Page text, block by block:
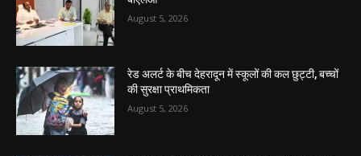
August 5, 2026
रेड अलर्ट के बीच देहरादून में स्कूलों की कल छुट्टी, बच्चों
की सुरक्षा प्राथमिकता
August 5, 2026